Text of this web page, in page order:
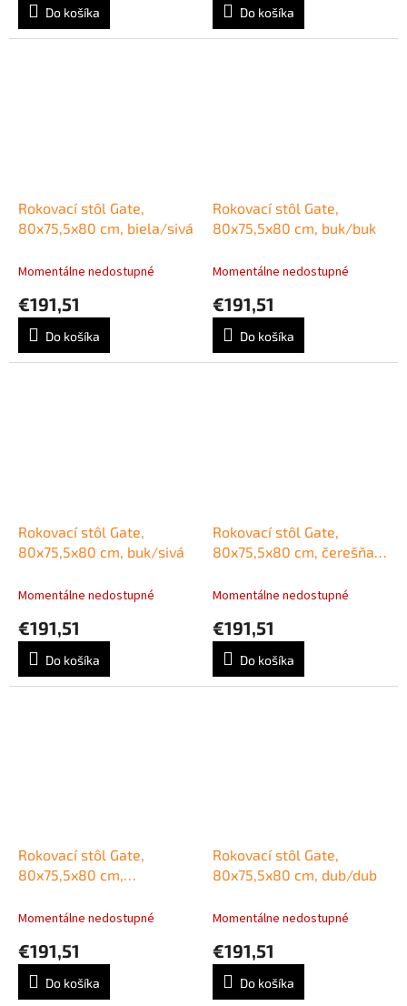
Do košíka Do košíka
Rokovací stôl Gate,
80x75,5x80 cm, biela/sivá
Momentálne nedostupné
€191,51
Do košíka
Rokovací stôl Gate,
80x75,5x80 cm, buk/buk
Momentálne nedostupné
€191,51
Do košíka
Rokovací stôl Gate,
80x75,5x80 cm, buk/sivá
Momentálne nedostupné
€191,51
Do košíka
Rokovací stôl Gate,
80x75,5x80 cm, čerešňa/
Momentálne nedostupné
€191,51
Do košíka
Rokovací stôl Gate,
80x75,5x80 cm,
Momentálne nedostupné
€191,51
Do košíka
Rokovací stôl Gate,
80x75,5x80 cm, dub/dub
Momentálne nedostupné
€191,51
Do košíka